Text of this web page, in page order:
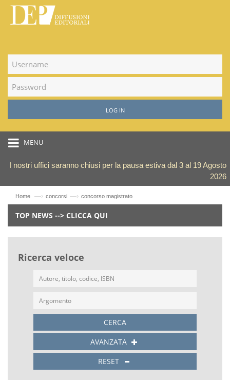
LOG IN
MENU
I nostri uffici saranno chiusi per la pausa estiva dal 3 al 19 Agosto
2026
Home —› concorsi —› concorso magistrato
TOP NEWS --> CLICCA QUI
Ricerca veloce
CERCA
AVANZATA
RESET